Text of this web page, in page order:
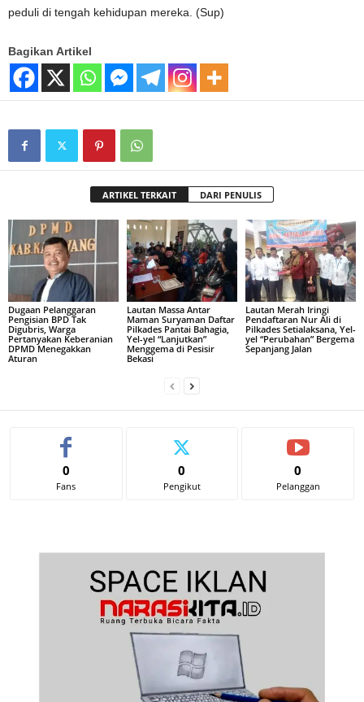
peduli di tengah kehidupan mereka. (Sup)
Bagikan Artikel
ARTIKEL TERKAIT DARI PENULIS
Dugaan Pelanggaran
Pengisian BPD Tak
Digubris, Warga
Pertanyakan Keberanian
DPMD Menegakkan
Aturan
Lautan Massa Antar
Maman Suryaman Daftar
Pilkades Pantai Bahagia,
Yel-yel “Lanjutkan”
Menggema di Pesisir
Bekasi
Lautan Merah Iringi
Pendaftaran Nur Ali di
Pilkades Setialaksana, Yel-
yel “Perubahan” Bergema
Sepanjang Jalan
0
Fans
0
Pengikut
0
Pelanggan